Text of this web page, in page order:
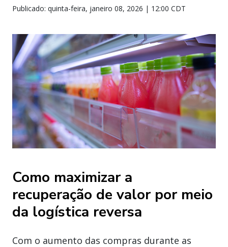
Publicado: quinta-feira, janeiro 08, 2026 | 12:00 CDT
Como maximizar a
recuperação de valor por meio
da logística reversa
Com o aumento das compras durante as